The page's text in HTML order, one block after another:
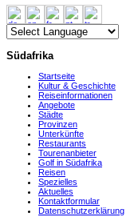
Südafrika
Startseite
Kultur & Geschichte
Reiseinformationen
Angebote
Städte
Provinzen
Unterkünfte
Restaurants
Tourenanbieter
Golf in Südafrika
Reisen
Spezielles
Aktuelles
Kontaktformular
Datenschutzerklärung